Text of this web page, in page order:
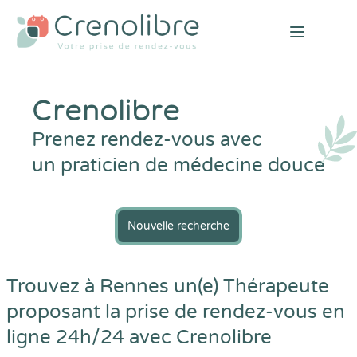
Open
Crenolibre
Prenez rendez-vous avec
un praticien de médecine douce
Nouvelle recherche
Trouvez à Rennes un(e) Thérapeute
proposant la prise de rendez-vous en
ligne 24h/24 avec Crenolibre